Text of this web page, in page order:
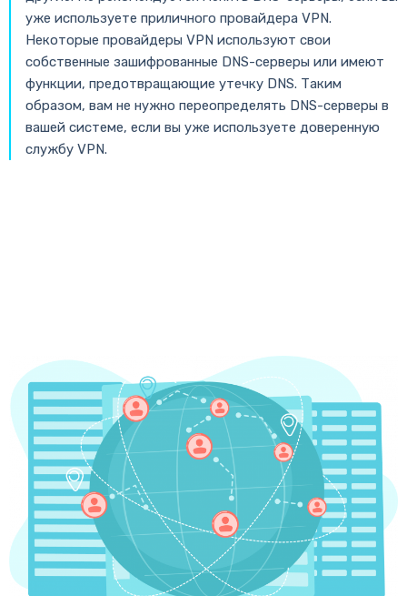
уже используете приличного провайдера VPN.
Некоторые провайдеры VPN используют свои
собственные зашифрованные DNS-серверы или имеют
функции, предотвращающие утечку DNS. Таким
образом, вам не нужно переопределять DNS-серверы в
вашей системе, если вы уже используете доверенную
службу VPN.